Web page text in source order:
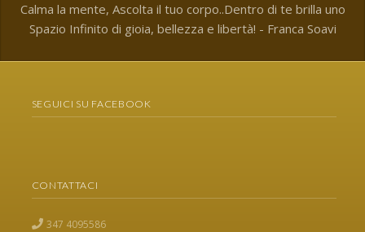
Calma la mente, Ascolta il tuo corpo..Dentro di te brilla uno
Spazio Infinito di gioia, bellezza e libertà! - Franca Soavi
SEGUICI SU FACEBOOK
CONTATTACI
347 4095586